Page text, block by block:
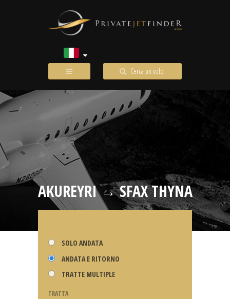
Cerca un volo
AKUREYRI → SFAX THYNA
SOLO ANDATA
ANDATA E RITORNO
TRATTE MULTIPLE
TRATTA